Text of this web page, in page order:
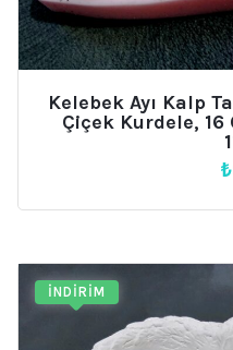
Kelebek Ayı Kalp
Çiçek Kurdele, 16
₺
İNDIRIM